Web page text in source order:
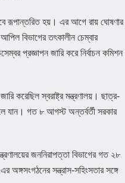
রূপান্তরিত হয়। এর আগে রায় ঘোষণার
বিভাগের তৎকালীন চেম্বার
প্রজ্ঞাপন জারি করে নির্বাচন কমিশন
করেছিল স্বরাষ্ট্র মন্ত্রণালয়। ছাত্র-
যান। গত ৮ আগস্ট অন্তর্বর্তী সরকার
জননিরাপত্তা বিভাগের গত ২৮
অঙ্গসংগঠনের সন্ত্রাস-সহিংসতার সঙ্গে